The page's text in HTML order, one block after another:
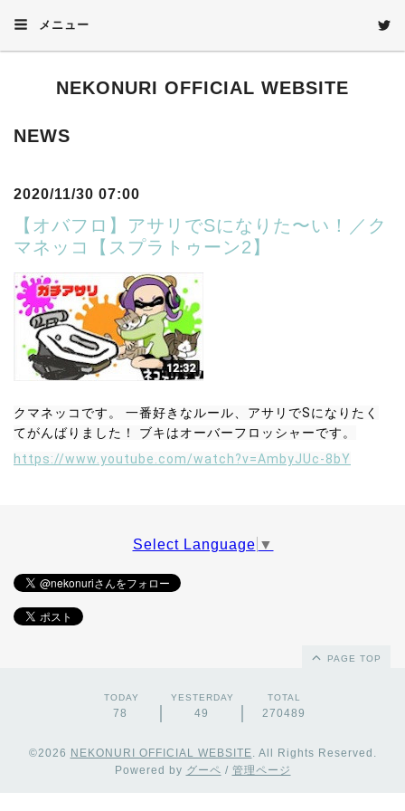
メニュー
NEKONURI OFFICIAL WEBSITE
NEWS
2020/11/30 07:00
【オバフロ】アサリでSになりた〜い！／ク
マネッコ【スプラトゥーン2】
クマネッコです。 一番好きなルール、アサリでSになりたく
てがんばりました！ ブキはオーバーフロッシャーです。
https://www.youtube.com/watch?v=AmbyJUc-8bY
Select Language ▼
PAGE TOP
TODAY
78
YESTERDAY
49
TOTAL
270489
©2026 NEKONURI OFFICIAL WEBSITE. All Rights Reserved.
Powered by グーペ / 管理ページ